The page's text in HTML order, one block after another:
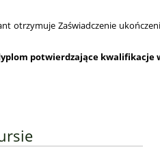
otrzymuje Zaświadczenie
potwierdzające kwalifikacje